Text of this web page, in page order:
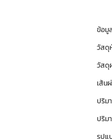
ข้อมู
วัสดุ
วัสดุ
เส้น
ปริม
ปริม
รูปแ